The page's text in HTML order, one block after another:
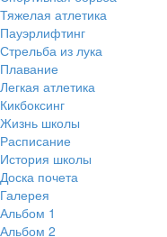
Тяжелая атлетика
Пауэрлифтинг
Стрельба из лука
Плавание
Легкая атлетика
Кикбоксинг
Жизнь школы
Расписание
История школы
Доска почета
Галерея
Альбом 1
Альбом 2